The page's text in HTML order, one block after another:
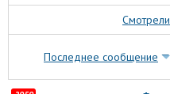
Смотрели
Последнее сообщение